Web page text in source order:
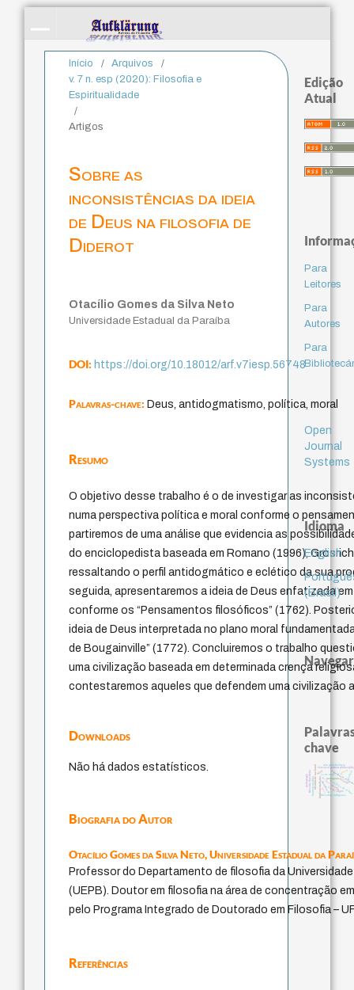
Início / Arquivos
/
v. 7 n. esp (2020): Filosofia e
Espiritualidade
/
Artigos
Sobre as
inconsistências da ideia
de Deus na filosofia de
Diderot
Otacílio Gomes da Silva Neto
Universidade Estadual da Paraíba
DOI:https://doi.org/10.18012/arf.v7iesp.56748
Palavras-chave:Deus, antidogmatismo, política, moral
Resumo
O objetivo desse trabalho é o de investigar as
numa perspectiva política e moral conforme o
partiremos de uma análise que evidencia as
do enciclopedista baseada em Romano (1996),
ressaltando o perfil antidogmático e eclético da sua
seguida, apresentaremos a ideia de Deus enfatizada
conforme os “Pensamentos filosóficos” (1762).
ideia de Deus interpretada no plano moral
de Bougainville” (1772). Concluiremos o trabalho
uma civilização baseada em determinada crença
contestaremos aqueles que defendem uma civilização
Downloads
Não há dados estatísticos.
Biografia do Autor
Otacílio Gomes da Silva Neto,Universidade Estadual da
Professor do Departamento de filosofia da
(UEPB). Doutor em filosofia na área de concentração
pelo Programa Integrado de Doutorado em Filosofia –
Referências
Edição
Atual
Para
Leitores
Para
Autores
Para
Open
Journal
Systems
Idioma
English
(Brasil)
Navegar
chave
fundamentalismo jacobi
protágoras
experiência
metafísica do tempo
género
idade
intolerância
classical german philosophy
identidade nacional
homem-medida filosofias indígenas
filosofia brasileira j.c.m. neto palavra
leyes logos
pedagogia lei
desejo
não maleficência
bataille
mind